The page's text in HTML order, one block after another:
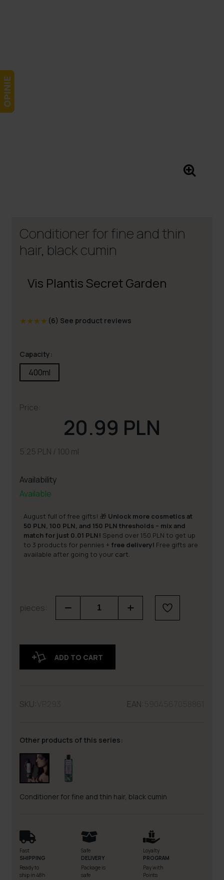
Conditioner for fine and thin
hair, black cumin
Vis Plantis Secret Garden
★★★★ (6) See product reviews
Capacity:
400ml
Price:
20.99 PLN
5.25 PLN / 100 ml
Availability
Available
August full of free gifts! 🎁 Unlock more cosmetics at
50 PLN, 100 PLN, and 150 PLN thresholds – mix and
match for just 0.01 PLN! Spend over 150 PLN to get up
to 3 products for pennies + free delivery! Free gifts are
available after going to your cart.
pieces:
ADD TO CART
SKU: EAN:
Other products of this series:
Conditioner for fine and thin hair, black cumin
Fast
SHIPPING
Ready to
ship in 48h
Safe
DELIVERY
Package is
safe
Loyalty
PROGRAM
Pay with
Points